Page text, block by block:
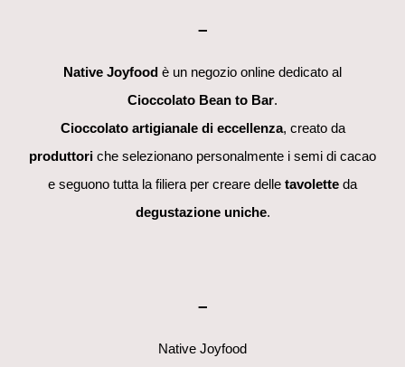
–
Native Joyfood è un negozio online dedicato al
Cioccolato Bean to Bar.
Cioccolato artigianale di eccellenza, creato da
produttori che selezionano personalmente i semi di cacao
e seguono tutta la filiera per creare delle tavolette da
degustazione uniche.
–
Native Joyfood